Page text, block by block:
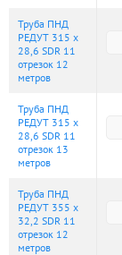
Труба ПНД
РЕДУТ 315 х
28,6 SDR 11
отрезок 12
метров
Труба ПНД
РЕДУТ 315 х
28,6 SDR 11
отрезок 13
метров
Труба ПНД
РЕДУТ 355 х
32,2 SDR 11
отрезок 12
метров